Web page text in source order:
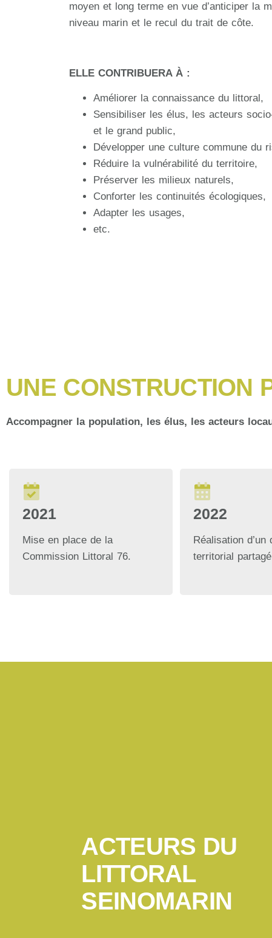
moyen et long terme en vue d’anticiper la
niveau marin et le recul du trait de côte.
ELLE CONTRIBUERA À :
Améliorer la connaissance du littoral,
Sensibiliser les élus, les acteurs
et le grand public,
Développer une culture commune du
Réduire la vulnérabilité du territoire,
Préserver les milieux naturels,
Conforter les continuités écologiques,
Adapter les usages,
etc.
UNE CONSTRUCTION
Accompagner la population, les élus, les acteurs
2021
Mise en place de la
Commission Littoral 76.
2022
Réalisation d’un
territorial
ACTEURS DU
LITTORAL
SEINOMARIN